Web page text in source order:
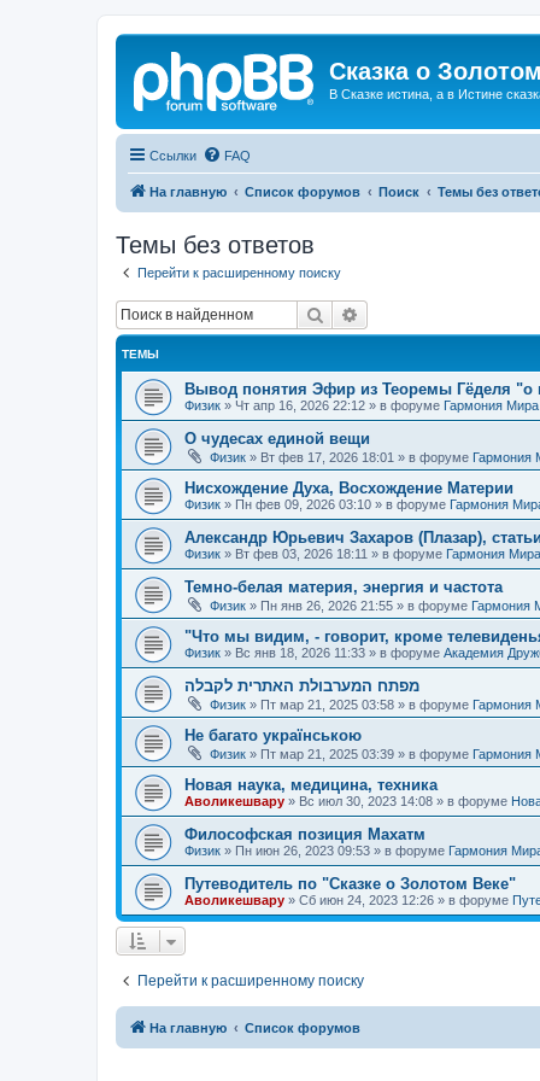
Сказка о
В Сказке истина, а в Истине
Ссылки FAQ
На главную Список форумов Поиск Темы без
Темы без ответов
Перейти к расширенному поиску
Поиск
ТЕМЫ
Вывод понятия Эфир из Теоремы Гёделя "о
Физик » Чт апр 16, 2026 22:12 » в форуме Гармония Мира
О чудесах единой вещи
Физик » Вт фев 17, 2026 18:01 » в форуме Гармония
Нисхождение Духа, Восхождение Материи
Физик » Пн фев 09, 2026 03:10 » в форуме Гармония
Александр Юрьевич Захаров (Плазар), статьи
Физик » Вт фев 03, 2026 18:11 » в форуме Гармония Мира
Темно-белая материя, энергия и частота
Физик » Пн янв 26, 2026 21:55 » в форуме Гармония
"Что мы видим, - говорит, кроме
Физик » Вс янв 18, 2026 11:33 » в форуме Академия
מפתח המערבולת האתרית לקבלה
Физик » Пт мар 21, 2025 03:58 » в форуме Гармония
Не багато українською
Физик » Пт мар 21, 2025 03:39 » в форуме Гармония
Новая наука, медицина, техника
Аволикешвару » Вс июл 30, 2023 14:08 » в форуме
Философская позиция Махатм
Физик » Пн июн 26, 2023 09:53 » в форуме Гармония
Путеводитель по "Сказке о Золотом Веке"
Аволикешвару » Сб июн 24, 2023 12:26 » в форуме
Перейти к расширенному поиску
На главную Список форумов